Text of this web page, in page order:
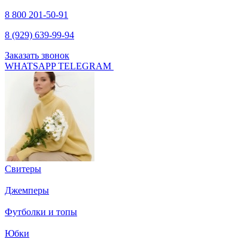
8 800 201-50-91
8 (929) 639-99-94
Заказать звонок
WHATSAPPTELEGRAM
Свитеры
Джемперы
Футболки и топы
Юбки